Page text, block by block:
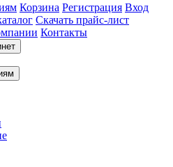
Корзина Регистрация Вход
Скачать прайс-лист
Контакты